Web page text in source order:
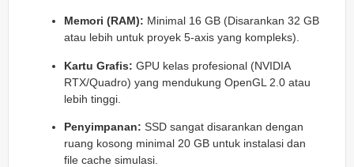
Memori (RAM): Minimal 16 GB (Disarankan 32 GB
atau lebih untuk proyek 5-axis yang kompleks).
Kartu Grafis: GPU kelas profesional (NVIDIA
RTX/Quadro) yang mendukung OpenGL 2.0 atau
lebih tinggi.
Penyimpanan: SSD sangat disarankan dengan
ruang kosong minimal 20 GB untuk instalasi dan
file cache simulasi.